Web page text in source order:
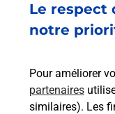
Le respect
notre
Pour améliorer
partenaires
similaires). Les